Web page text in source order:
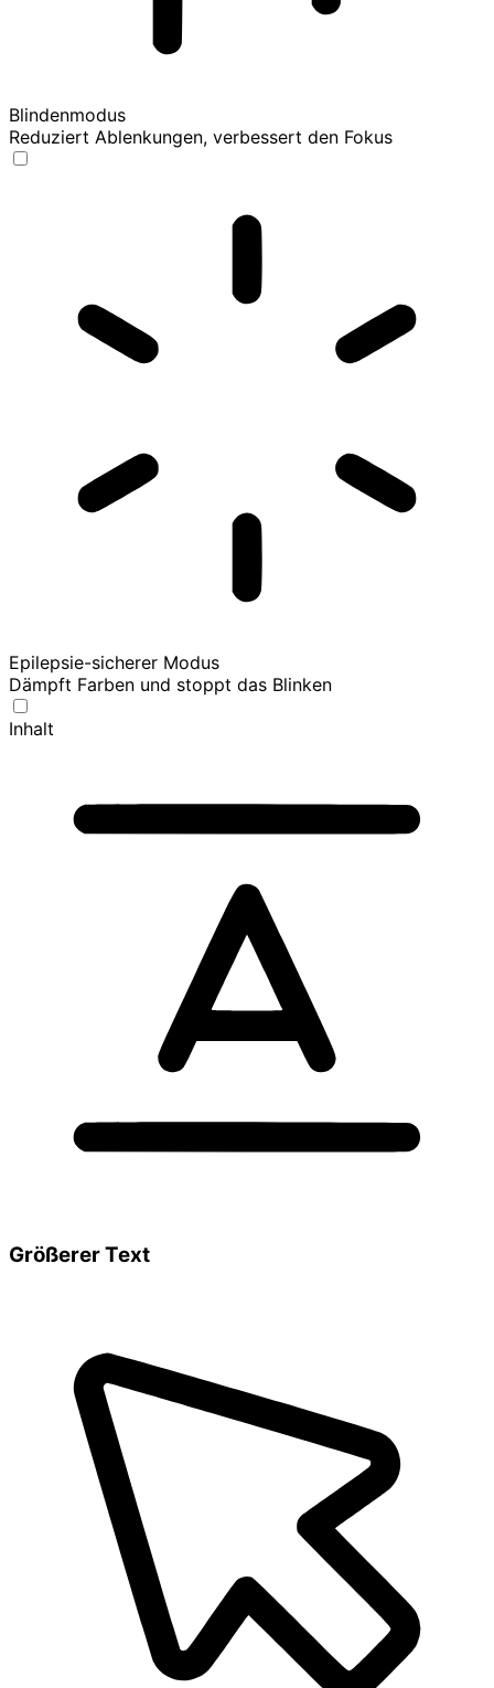
Blindenmodus
Reduziert Ablenkungen, verbessert den Fokus
Epilepsie-sicherer Modus
Dämpft Farben und stoppt das Blinken
Inhalt
Größerer Text